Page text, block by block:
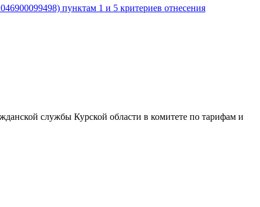
пунктам 1 и 5 критериев отнесения
службы Курской области в комитете по тарифам и